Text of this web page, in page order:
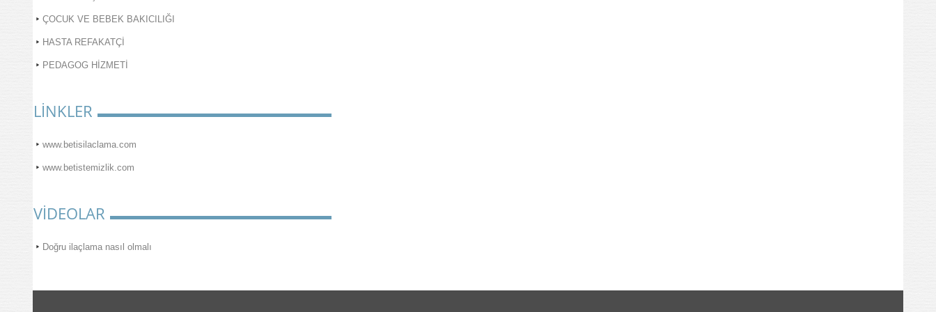
ÇOCUK VE BEBEK BAKICILIĞI
HASTA REFAKATÇİ
PEDAGOG HİZMETİ
LİNKLER
www.betisilaclama.com
www.betistemizlik.com
VİDEOLAR
Doğru ilaçlama nasıl olmalı